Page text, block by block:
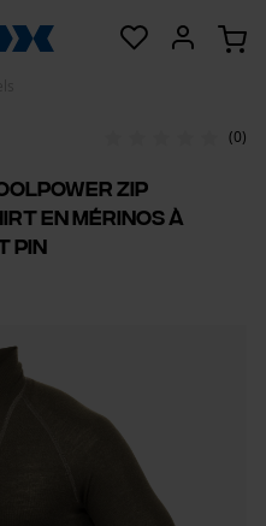
(0)
Zip
en mérinos à
pin